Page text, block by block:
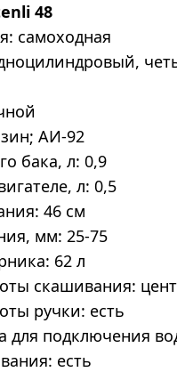
48
самоходная
АИ-92
бака, л: 0,9
л: 0,5
46 см
мм: 25-75
62 л
скашивания:
ручки: есть
для подключения
есть